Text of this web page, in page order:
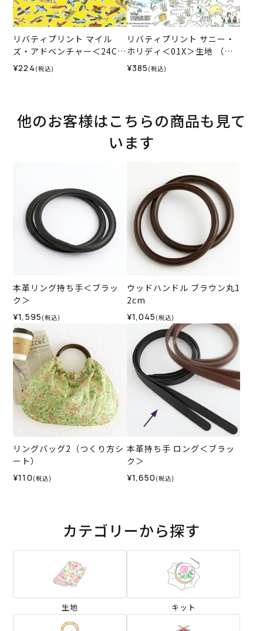
リバティプリント マイル
ズ・アドベンチャー＜24CU
＞生地 （リバティ・ファブ
リックス）2024SS
¥224 (税込)
リバティプリント サニー・
ホリディ＜01X＞生地 （ホ
ビーラホビーレオリジナル
カラー）2025SS
¥385 (税込)
他のお客様はこちらの商品も見て
います
本革リング持ち手＜ブラッ
ク＞
¥1,595 (税込)
ウッドハンドル ブラウン丸1
2cm
¥1,045 (税込)
リングバッグ2（つくり方シ
ート）
¥110 (税込)
本革持ち手 ロング＜ブラッ
ク＞
¥1,650 (税込)
カテゴリーから探す
生地 キット